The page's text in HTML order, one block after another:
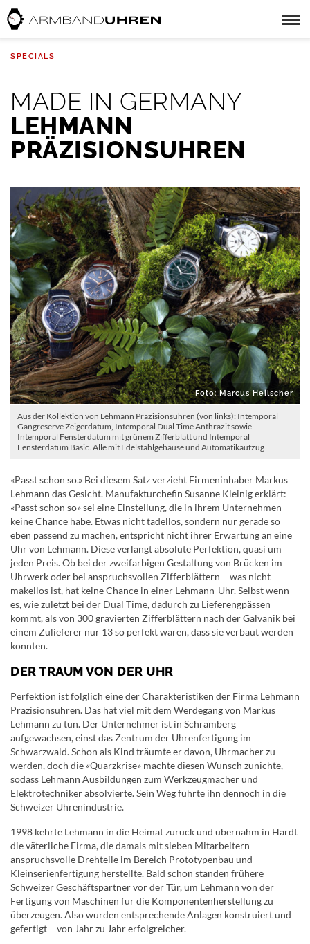
SPECIALS
MADE IN GERMANY
LEHMANN
PRÄZISIONSUHREN
Foto: Marcus Heilscher
Aus der Kollektion von Lehmann Präzisionsuhren (von links): Intemporal
Gangreserve Zeigerdatum, Intemporal Dual Time Anthrazit sowie
Intemporal Fensterdatum mit grünem Zifferblatt und Intemporal
Fensterdatum Basic. Alle mit Edelstahlgehäuse und Automatikaufzug
«Passt schon so.» Bei diesem Satz verzieht Firmeninhaber Markus
Lehmann das Gesicht. Manufakturchefin Susanne Kleinig erklärt:
«Passt schon so» sei eine Einstellung, die in ihrem Unternehmen
keine Chance habe. Etwas nicht tadellos, sondern nur gerade so
eben passend zu machen, entspricht nicht ihrer Erwartung an eine
Uhr von Lehmann. Diese verlangt absolute Perfektion, quasi um
jeden Preis. Ob bei der zweifarbigen Gestaltung von Brücken im
Uhrwerk oder bei anspruchsvollen Zifferblättern – was nicht
makellos ist, hat keine Chance in einer Lehmann-Uhr. Selbst wenn
es, wie zuletzt bei der Dual Time, dadurch zu Lieferengpässen
kommt, als von 300 gravierten Zifferblättern nach der Galvanik bei
einem Zulieferer nur 13 so perfekt waren, dass sie verbaut werden
konnten.
DER TRAUM VON DER UHR
Perfektion ist folglich eine der Charakteristiken der Firma Lehmann
Präzisionsuhren. Das hat viel mit dem Werdegang von Markus
Lehmann zu tun. Der Unternehmer ist in Schramberg
aufgewachsen, einst das Zentrum der Uhrenfertigung im
Schwarzwald. Schon als Kind träumte er davon, Uhrmacher zu
werden, doch die «Quarzkrise» machte diesen Wunsch zunichte,
sodass Lehmann Ausbildungen zum Werkzeugmacher und
Elektrotechniker absolvierte. Sein Weg führte ihn dennoch in die
Schweizer Uhrenindustrie.
1998 kehrte Lehmann in die Heimat zurück und übernahm in Hardt
die väterliche Firma, die damals mit sieben Mitarbeitern
anspruchsvolle Drehteile im Bereich Prototypenbau und
Kleinserienfertigung herstellte. Bald schon standen frühere
Schweizer Geschäftspartner vor der Tür, um Lehmann von der
Fertigung von Maschinen für die Komponentenherstellung zu
überzeugen. Also wurden entsprechende Anlagen konstruiert und
gefertigt – von Jahr zu Jahr erfolgreicher.